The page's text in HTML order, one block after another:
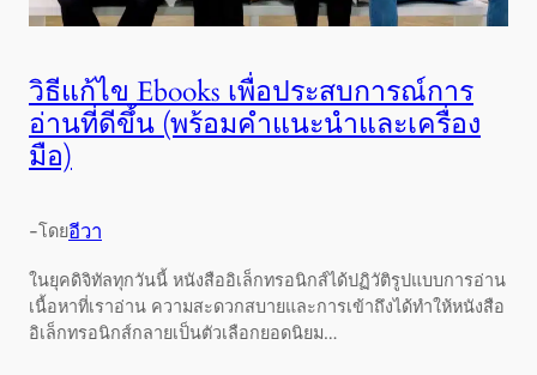
วิธีแก้ไข Ebooks เพื่อประสบการณ์การ
อ่านที่ดีขึ้น (พร้อมคำแนะนำและเครื่อง
มือ)
-โดยอีวา
ในยุคดิจิทัลทุกวันนี้ หนังสืออิเล็กทรอนิกส์ได้ปฏิวัติรูปแบบการอ่าน
เนื้อหาที่เราอ่าน ความสะดวกสบายและการเข้าถึงได้ทำให้หนังสือ
อิเล็กทรอนิกส์กลายเป็นตัวเลือกยอดนิยม…